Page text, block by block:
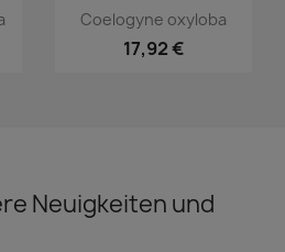
Vorschau
Coelogyne oxyloba
17,92 €
Neuigkeiten und